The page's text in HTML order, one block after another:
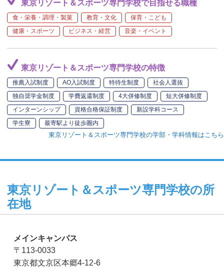
東京リゾート＆スポーツ専門学校で目指せる職種
食・栄養・調理・製菓 教育・文化
保育・こども
健康・スポーツ
ビジネス・経営 音楽・イベント
東京リゾート＆スポーツ専門学校の特徴
推薦入試制度 AO入試制度 特待生制度
社会人選抜
独自奨学金制度
学費返還制度 4大併修制度
短大併修制度
インターンシップ
資格合格保証制度
新設学科コース
学生寮
最寄駅より徒歩圏内
東京リゾート＆スポーツ専門学校の学部・学科情報はこちら
東京リゾート＆スポーツ専門学校の所
在地
メインキャンパス
〒113-0033
東京都文京区本郷4-12-6